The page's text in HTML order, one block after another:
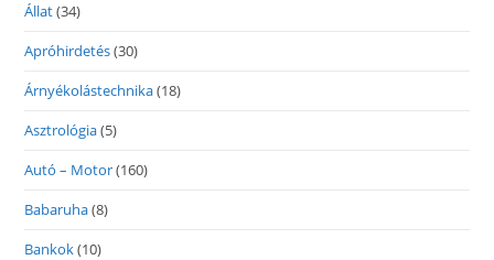
Állat(34)
Apróhirdetés(30)
Árnyékolástechnika(18)
Asztrológia(5)
Autó – Motor(160)
Babaruha(8)
Bankok(10)